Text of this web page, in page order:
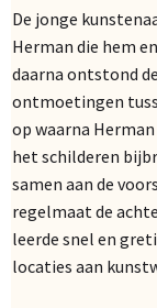
De jonge
Herman die hem
daarna ontstond
ontmoetingen
op waarna
het schilderen
samen aan de
regelmaat de
leerde snel en
locaties aan